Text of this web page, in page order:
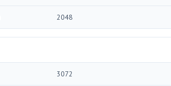
2048
3072